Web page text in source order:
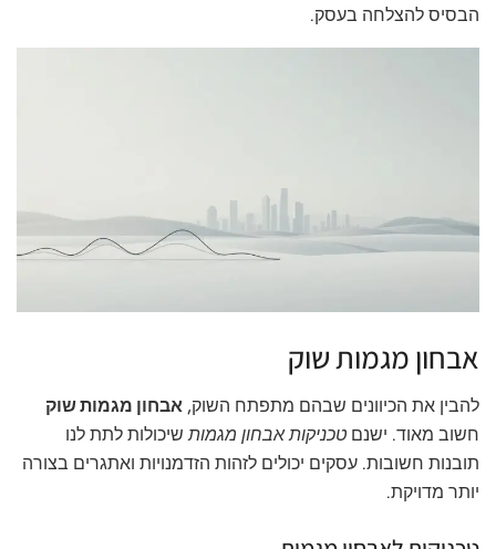
הבסיס להצלחה בעסק.
אבחון מגמות שוק
להבין את הכיוונים שבהם מתפתח השוק, אבחון מגמות שוק
חשוב מאוד. ישנם טכניקות אבחון מגמותשיכולות לתת לנו
תובנות חשובות. עסקים יכולים לזהות הזדמנויות ואתגרים בצורה
יותר מדויקת.